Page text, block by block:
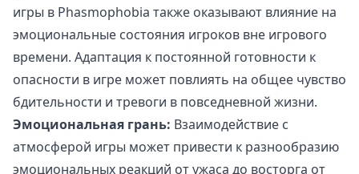
игры в Phasmophobia также оказывают влияние на
эмоциональные состояния игроков вне игрового
времени. Адаптация к постоянной готовности к
опасности в игре может повлиять на общее чувство
бдительности и тревоги в повседневной жизни.
Эмоциональная грань: Взаимодействие с
атмосферой игры может привести к разнообразию
эмоциональных реакций от ужаса до восторга от